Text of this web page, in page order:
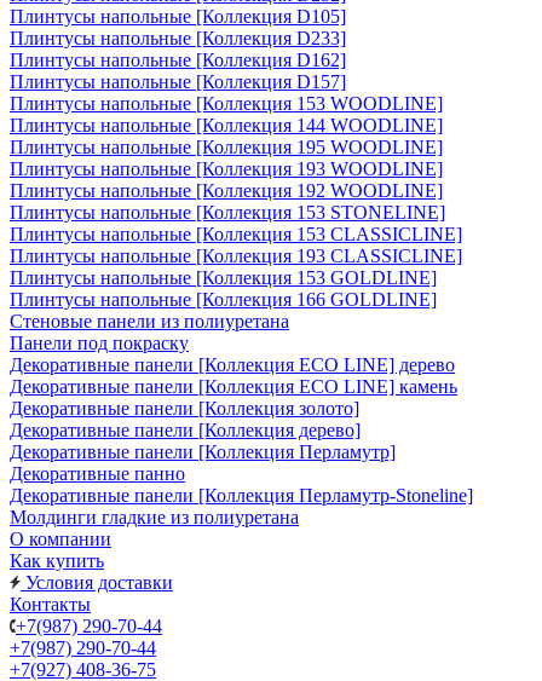
Плинтусы напольные [Коллекция D105]
Плинтусы напольные [Коллекция D233]
Плинтусы напольные [Коллекция D162]
Плинтусы напольные [Коллекция D157]
Плинтусы напольные [Коллекция 153 WOODLINE]
Плинтусы напольные [Коллекция 144 WOODLINE]
Плинтусы напольные [Коллекция 195 WOODLINE]
Плинтусы напольные [Коллекция 193 WOODLINE]
Плинтусы напольные [Коллекция 192 WOODLINE]
Плинтусы напольные [Коллекция 153 STONELINE]
Плинтусы напольные [Коллекция 153 CLASSICLINE]
Плинтусы напольные [Коллекция 193 CLASSICLINE]
Плинтусы напольные [Коллекция 153 GOLDLINE]
Плинтусы напольные [Коллекция 166 GOLDLINE]
Стеновые панели из полиуретана
Панели под покраску
Декоративные панели [Коллекция ECO LINE] дерево
Декоративные панели [Коллекция ECO LINE] камень
Декоративные панели [Коллекция золото]
Декоративные панели [Коллекция дерево]
Декоративные панели [Коллекция Перламутр]
Декоративные панно
Декоративные панели [Коллекция Перламутр-Stoneline]
Молдинги гладкие из полиуретана
О компании
Как купить
Условия доставки
Контакты
+7(987) 290-70-44
+7(987) 290-70-44
+7(927) 408-36-75